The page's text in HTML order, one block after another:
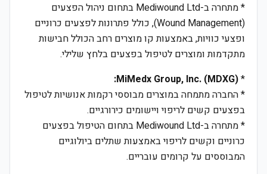
* מתחרה ב-Mediwound Ltd בתחום ניהול הפצעים
(Wound Management), כולל פתרונות לפצעים כרוניים
ופצעי כוויות, באמצעות קו מוצרים רחב הכולל חבישות
מתקדמות ומוצרים לטיפול בפצעים בלחץ שלילי.
*
MiMedx Group, Inc. (MDXG):
* החברה מתמחה במוצרים מבוססי רקמות אנושיות לטיפול
בפצעים קשים לריפוי ויישומים כירורגיים.
* מתחרה ב-Mediwound Ltd בתחום הטיפול בפצעים
כרוניים וקשים לריפוי באמצעות שתלים ביולוגיים
המבוססים על קרומים עובריים.